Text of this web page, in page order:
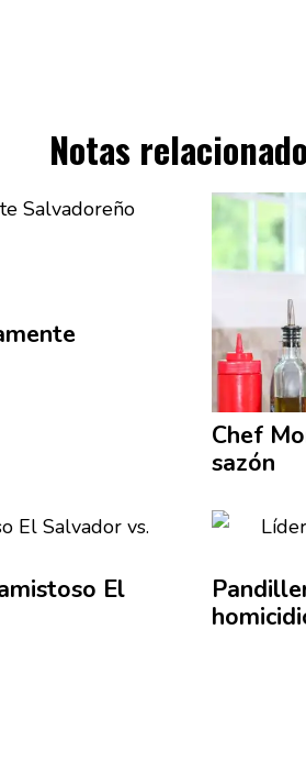
Notas
Chef
sazón
El